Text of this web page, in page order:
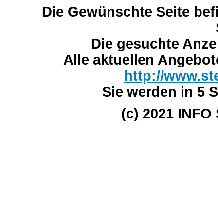
Die Gewünschte Seite
Die gesuchte
Alle aktuellen
http://
Sie werden in 5
(c) 2021